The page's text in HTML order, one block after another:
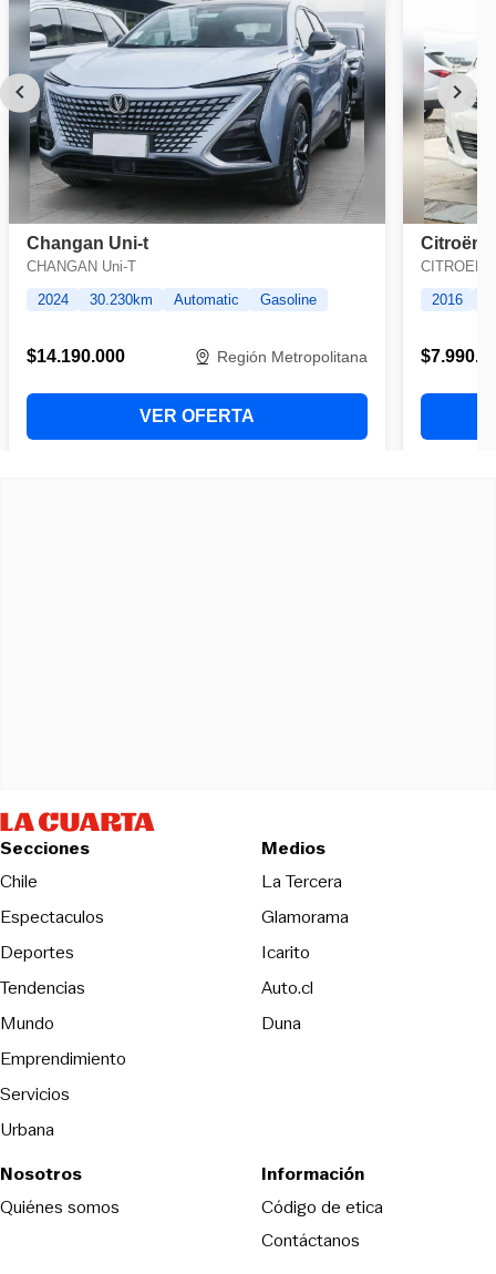
Secciones
Chile
Espectaculos
Deportes
Tendencias
Mundo
Emprendimiento
Servicios
Urbana
Medios
La TerceraOpens in new
Glamorama
Icarito
Auto.cl
DunaOpens in new window
Nosotros
Quiénes somos
Información
Código de eticaOpens in new
Contáctanos